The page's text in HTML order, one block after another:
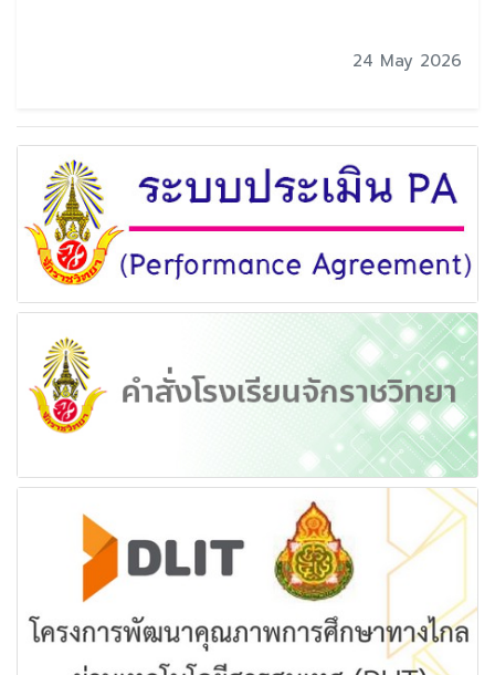
24 May 2026